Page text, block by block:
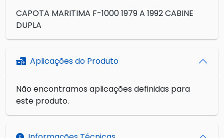
CAPOTA MARITIMA F-1000 1979 A 1992 CABINE
DUPLA
Aplicações do Produto
Não encontramos aplicações definidas para
este produto.